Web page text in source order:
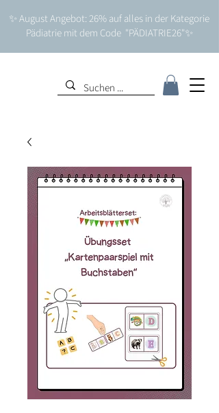
✨ August Angebot: 26% auf alles in der Kategorie
Pädiatrie mit dem Code "PÄDIATRIE26"✨